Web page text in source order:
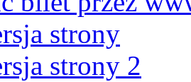
strony
strony 2